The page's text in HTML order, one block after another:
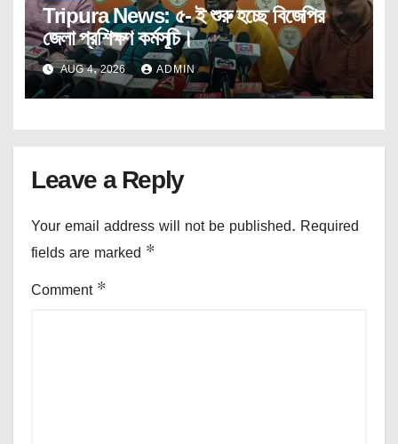
Tripura News: ৫- ই শুরু হচ্ছে বিজেপির
জেলা প্রশিক্ষণ কর্মসূচি।
AUG 4, 2026 ADMIN
Leave a Reply
Your email address will not be published. Required
fields are marked *
Comment *